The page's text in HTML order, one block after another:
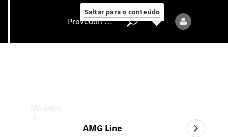
Saltar para o conteúdo
Provedor/proteção de dados
AMG Line